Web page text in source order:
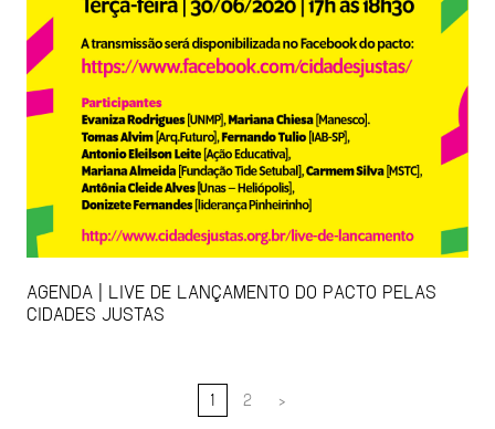
AGENDA | LIVE DE LANÇAMENTO DO PACTO PELAS
CIDADES JUSTAS
1 2 >